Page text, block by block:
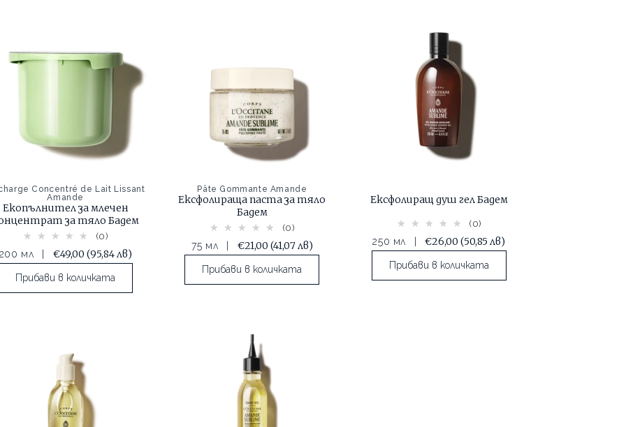
Concentré de Lait Lissant
Amande
Екопълнител за млечен
за тяло Бадем
(0)
мл €49,00 (95,84 лв)
Прибави в количката
Pâte Gommante Amande
Ексфолираща паста за тяло
Бадем
(0)
75 мл €21,00 (41,07 лв)
Прибави в количката
Ексфолиращ душ гел Бадем
(0)
250 мл €26,00(50,85 лв)
Прибави в количката